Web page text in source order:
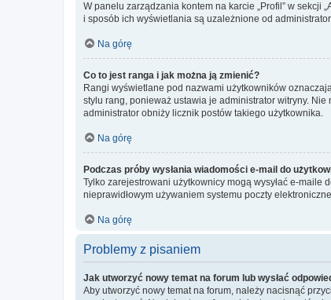
W panelu zarządzania kontem na karcie „Profil” w sekcji
i sposób ich wyświetlania są uzależnione od
Na górę
Co to jest ranga i jak można ją zmienić?
Rangi wyświetlane pod nazwami użytkowników
stylu rang, ponieważ ustawia je administrator witryny.
administrator obniży licznik postów takiego użytkownika.
Na górę
Podczas próby wysłania wiadomości e-mail do
Tylko zarejestrowani użytkownicy mogą wysyłać e-maile
nieprawidłowym używaniem systemu poczty
Na górę
Problemy z pisaniem
Jak utworzyć nowy temat na forum lub wysłać
Aby utworzyć nowy temat na forum, należy nacisnąć